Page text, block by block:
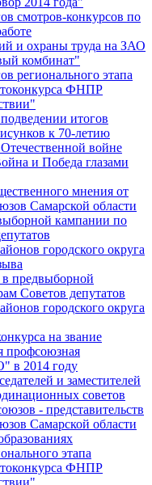
смотров-конкурсов по
и охраны труда на ЗАО
комбинат"
регионального этапа
ФНПР
итогов
к 70-летию
войне
и Победа глазами
мнения от
Самарской области
кампании по
городского округа
предвыборной
Советов депутатов
городского округа
на звание
профсоюзная
в 2014 году
и заместителей
советов
- представительств
Самарской области
этапа
ФНПР